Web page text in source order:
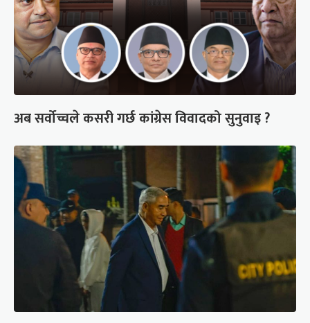
अब सर्वोच्चले कसरी गर्छ कांग्रेस विवादको सुनुवाइ ?